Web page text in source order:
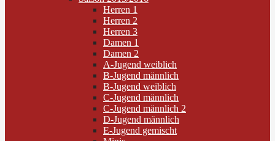
Herren 1
Herren 2
Herren 3
Damen 1
Damen 2
A-Jugend weiblich
B-Jugend männlich
B-Jugend weiblich
C-Jugend männlich
C-Jugend männlich 2
D-Jugend männlich
E-Jugend gemischt